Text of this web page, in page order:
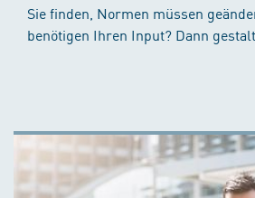
Sie finden, Normen müssen
benötigen Ihren Input? Dann